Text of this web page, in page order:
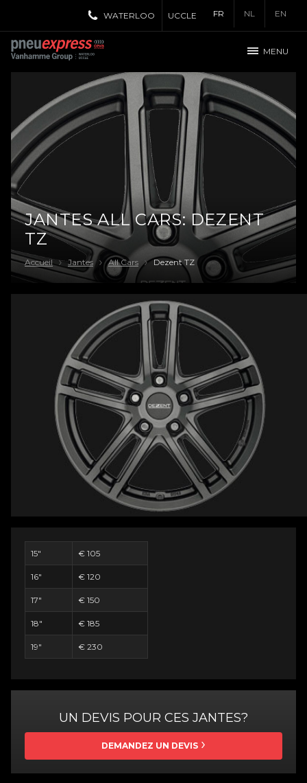
FR NL EN
WATERLOO UCCLE
MENU
JANTES ALL CARS: DEZENT
TZ
Accueil Jantes All Cars Dezent TZ
15" € 105
16" € 120
17" € 150
18" € 185
19" € 230
UN DEVIS POUR CES JANTES?
DEMANDEZ UN DEVIS